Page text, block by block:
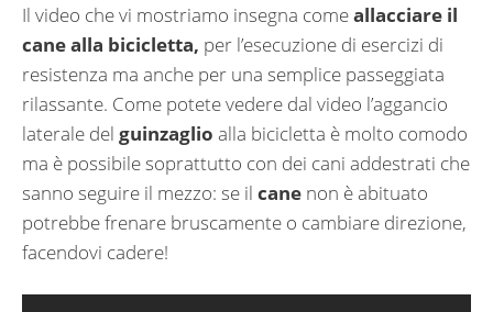
Il video che vi mostriamo insegna comeallacciare il
cane alla bicicletta, per l’esecuzione di esercizi di
resistenza ma anche per una semplice passeggiata
rilassante. Come potete vedere dal video l’aggancio
laterale del guinzaglio alla bicicletta è molto comodo
ma è possibile soprattutto con dei cani addestrati che
sanno seguire il mezzo: se il cane non è abituato
potrebbe frenare bruscamente o cambiare direzione,
facendovi cadere!